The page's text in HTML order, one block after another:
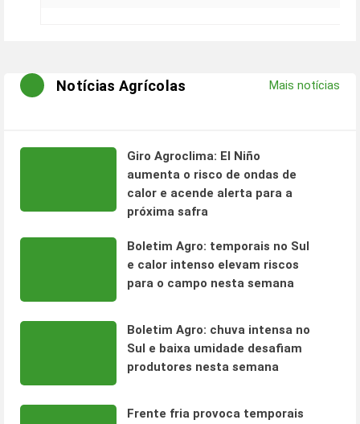
Notícias Agrícolas Mais notícias
Giro Agroclima: El Niño
aumenta o risco de ondas de
calor e acende alerta para a
próxima safra
Boletim Agro: temporais no Sul
e calor intenso elevam riscos
para o campo nesta semana
Boletim Agro: chuva intensa no
Sul e baixa umidade desafiam
produtores nesta semana
Frente fria provoca temporais